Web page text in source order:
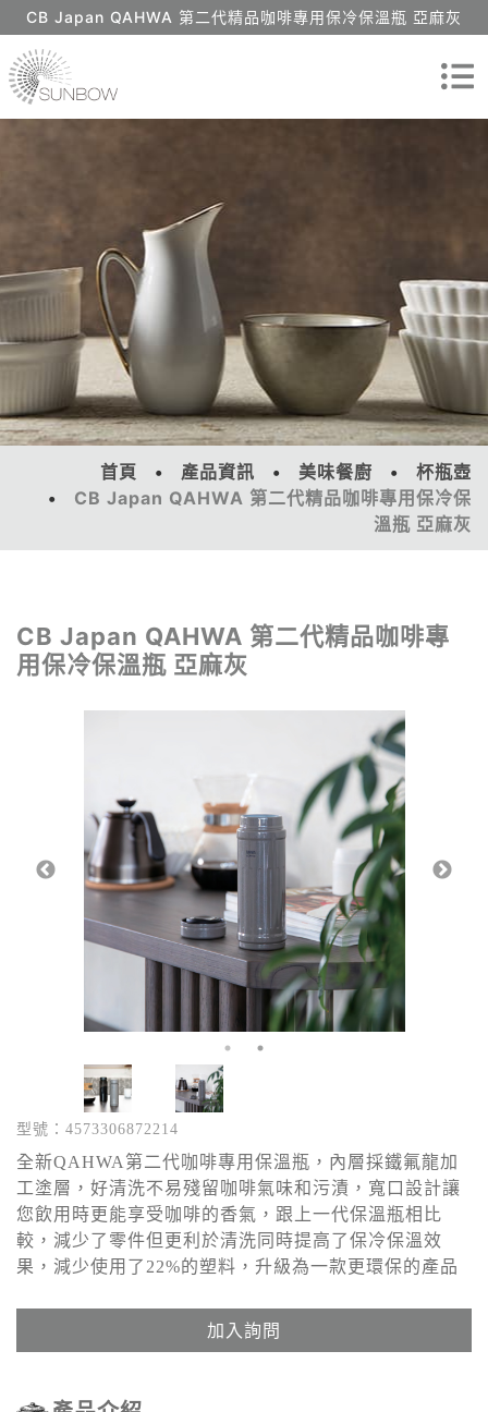
CB Japan QAHWA 第二代精品咖啡專用保冷保溫瓶 亞麻灰
首頁 產品資訊 美味餐廚
杯瓶壺
CB Japan QAHWA 第二代精品咖啡專用保冷保
溫瓶 亞麻灰
CB Japan QAHWA 第二代精品咖啡專
用保冷保溫瓶 亞麻灰
型號：4573306872214
全新QAHWA第二代咖啡專用保溫瓶，內層採鐵氟龍加
工塗層，好清洗不易殘留咖啡氣味和污漬，寬口設計讓
您飲用時更能享受咖啡的香氣，跟上一代保溫瓶相比
較，減少了零件但更利於清洗同時提高了保冷保溫效
果，減少使用了22%的塑料，升級為一款更環保的產品
加入詢問